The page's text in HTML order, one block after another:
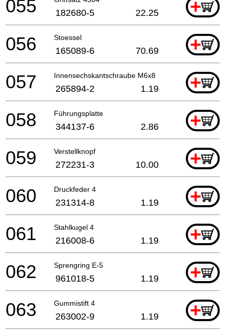
+
055 182680-5 22.25
Stoessel +
056 165089-6 70.69
Innensechskantschraube M6x8 +
057 265894-2 1.19
Führungsplatte +
058 344137-6 2.86
Verstellknopf +
059 272231-3 10.00
Druckfeder 4 +
060 231314-8 1.19
Stahlkugel 4 +
061 216008-6 1.19
Sprengring E-5 +
062 961018-5 1.19
Gummistift 4 +
063 263002-9 1.19